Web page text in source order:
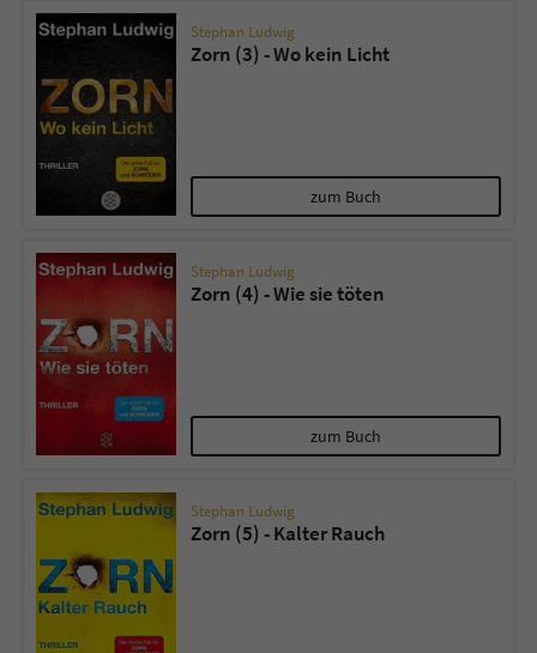
Stephan Ludwig
Zorn (3) - Wo kein Licht
zum Buch
Stephan Ludwig
Zorn (4) - Wie sie töten
zum Buch
Stephan Ludwig
Zorn (5) - Kalter Rauch